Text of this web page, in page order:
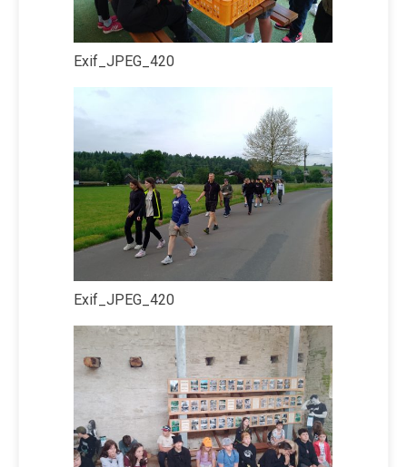
Exif_JPEG_420
Exif_JPEG_420